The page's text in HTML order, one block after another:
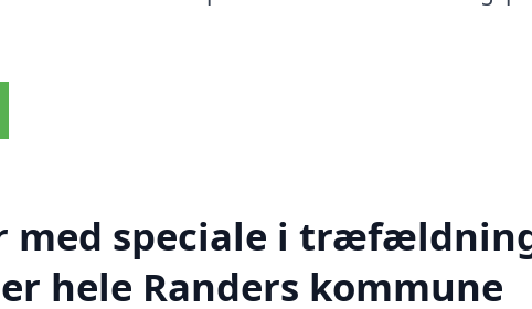
med speciale i
hele Randers kommune